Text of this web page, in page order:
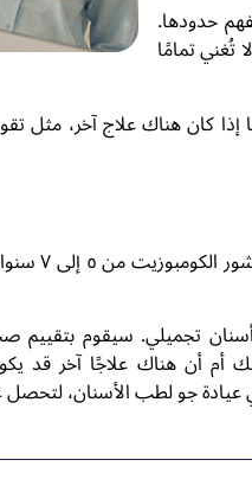
حدودها.
تُغني تمامًا
تدوم قشور
تجميلي. سيقوم بتقييم
أم أن هناك علاجًا آخر قد